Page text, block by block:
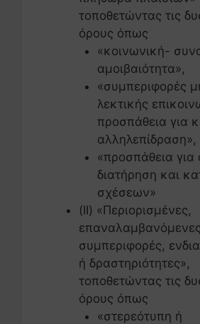
τοποθετώντας τις
όρους όπως
«κοινωνική-
αμοιβαιότητα»,
«συμπεριφορές
λεκτικής
προσπάθεια για
αλληλεπίδραση»,
«προσπάθεια για
διατήρηση και
σχέσεων»
(ΙΙ) «Περιορισμένες,
επαναλαμβανόμενες
συμπεριφορές,
ή δραστηριότητες»,
τοποθετώντας τις
όρους όπως
«στερεότυπη ή